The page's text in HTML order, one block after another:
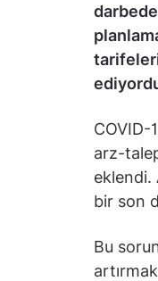
COVID-
arz-
eklendi.
bir son
Bu